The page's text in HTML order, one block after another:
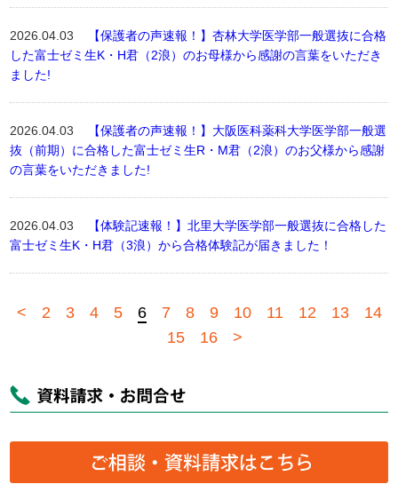
2026.04.03
【保護者の声速報！】杏林大学医学部一般選抜に合格
した富士ゼミ生K・H君（2浪）のお母様から感謝の言葉をいただき
ました!
2026.04.03
【保護者の声速報！】大阪医科薬科大学医学部一般選
抜（前期）に合格した富士ゼミ生R・M君（2浪）のお父様から感謝
の言葉をいただきました!
2026.04.03
【体験記速報！】北里大学医学部一般選抜に合格した
富士ゼミ生K・H君（3浪）から合格体験記が届きました！
< 2 3 4 5 6 7 8 9 10 11 12 13
14
15
16 >